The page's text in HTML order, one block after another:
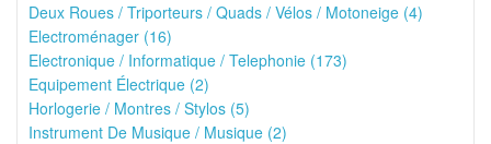
Deux Roues / Triporteurs / Quads / Vélos / Motoneige (4)
Electroménager (16)
Electronique / Informatique / Telephonie (173)
Equipement Électrique (2)
Horlogerie / Montres / Stylos (5)
Instrument De Musique / Musique (2)